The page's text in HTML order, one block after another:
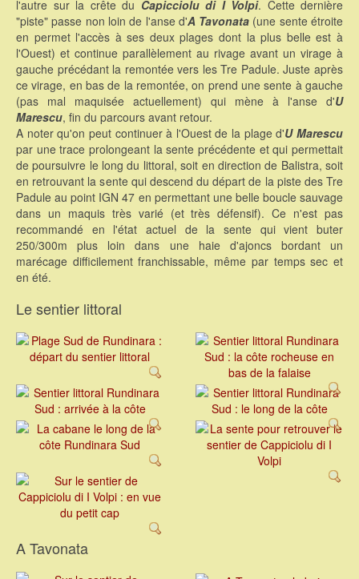
l'autre sur la crête du Capicciolu di I Volpi. Cette dernière
"piste" passe non loin de l'anse d'A Tavonata (une sente étroite
en permet l'accès à ses deux plages dont la plus belle est à
l'Ouest) et continue parallèlement au rivage avant un virage à
gauche précédant la remontée vers les Tre Padule. Juste après
ce virage, en bas de la remontée, on prend une sente à gauche
(pas mal maquisée actuellement) qui mène à l'anse d'U
Marescu, fin du parcours avant retour.
A noter qu'on peut continuer à l'Ouest de la plage d'U Marescu
par une trace prolongeant la sente précédente et qui permettait
de poursuivre le long du littoral, soit en direction de Balistra, soit
en retrouvant la sente qui descend du départ de la piste des Tre
Padule au point IGN 47 en permettant une belle boucle sauvage
dans un maquis très varié (et très défensif). Ce n'est pas
recommandé en l'état actuel de la sente qui vient buter
250/300m plus loin dans une haie d'ajoncs bordant un
marécage difficilement franchissable, même par temps sec et
en été.
Le sentier littoral
A Tavonata